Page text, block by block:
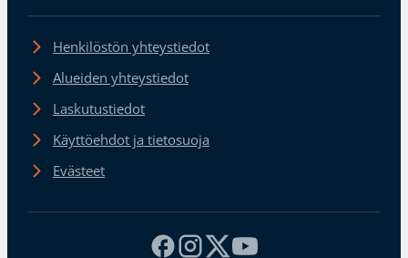
Henkilöstön yhteystiedot
Alueiden yhteystiedot
Laskutustiedot
Käyttöehdot ja tietosuoja
Evästeet